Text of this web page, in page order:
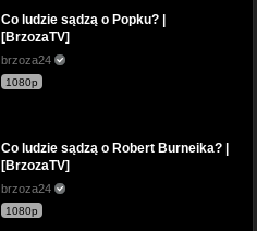
Co ludzie sądzą o Popku? |
[BrzozaTV]
brzoza24
1080p
Co ludzie sądzą o Robert Burneika? |
[BrzozaTV]
brzoza24
1080p